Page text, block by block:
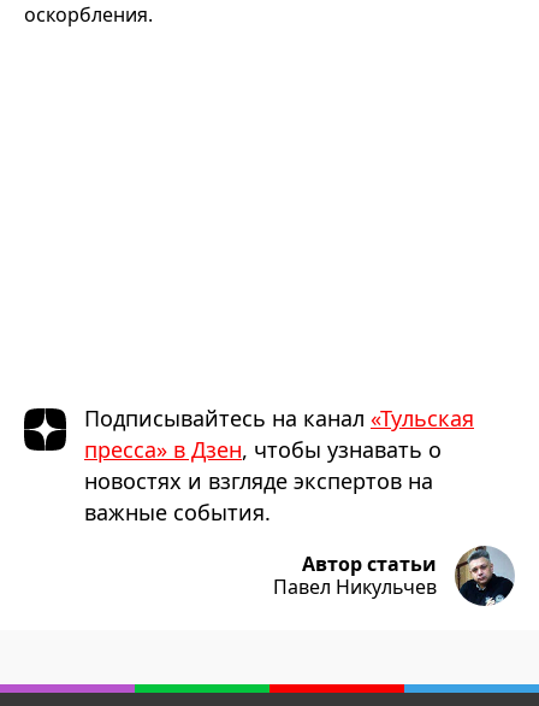
оскорбления.
Подписывайтесь на канал «Тульская
пресса» в Дзен, чтобы узнавать о
новостях и взгляде экспертов на
важные события.
Автор статьи
Павел Никульчев